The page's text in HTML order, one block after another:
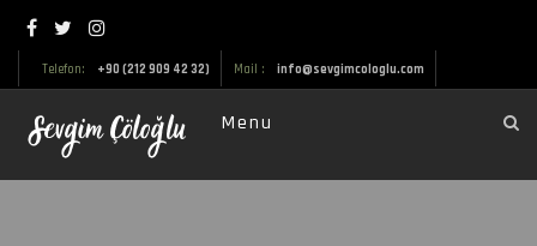
Telefon: +90 (212 909 42 32) Mail : info@sevgimcologlu.com
Menu